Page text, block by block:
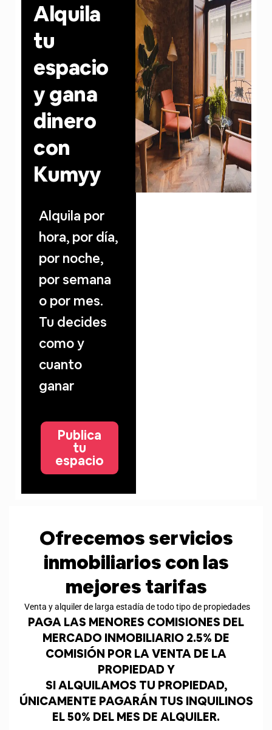
Alquila
tu
espacio
y gana
dinero
con
Kumyy
Alquila por
hora, por día,
por noche,
por semana
o por mes.
Tu decides
como y
cuanto
ganar
Publica
tu
espacio
Ofrecemos servicios
inmobiliarios con las
mejores tarifas
Venta y alquiler de larga estadía de todo tipo de propiedades
PAGA LAS MENORES COMISIONES DEL
MERCADO INMOBILIARIO 2.5% DE
COMISIÓN POR LA VENTA DE LA
PROPIEDAD Y
SI ALQUILAMOS TU PROPIEDAD,
ÚNICAMENTE PAGARÁN TUS INQUILINOS
EL 50% DEL MES DE ALQUILER.